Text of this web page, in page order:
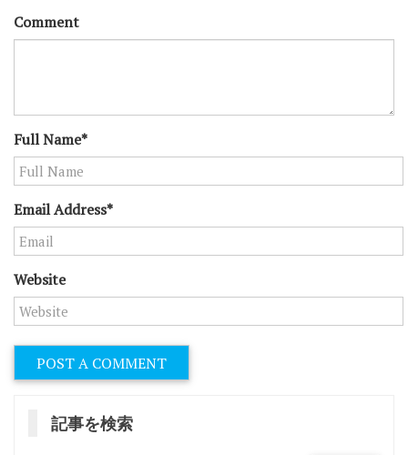
Comment
Full Name*
Email Address*
Website
記事を検索